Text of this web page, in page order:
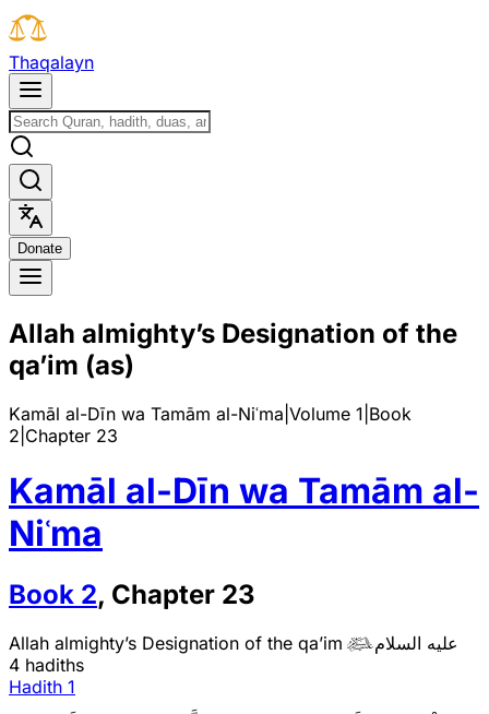
Thaqalayn
Donate
Allah almighty’s Designation of the
qa’im (as)
Kamāl al-Dīn wa Tamām al-Niʿma Volume 1 Book
2 Chapter 23
Kamāl al-Dīn wa Tamām al-
Niʿma
Book 2, Chapter 23
Allah almighty’s Designation of the qa’imعليه السلام
4 hadiths
Hadith 1